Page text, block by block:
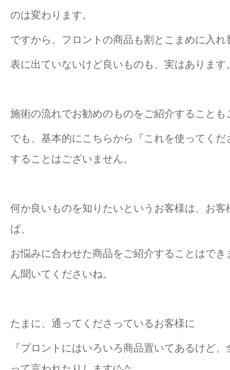
のは変わります。
ですから、フロントの商品も割とこまめに入
表に出ていないけど良いものも、実はあります
施術の流れでお勧めのものをご紹介することも
でも、基本的にこちらから『これを使ってく
することはございません。
何か良いものを知りたいというお客様は、お
ば、
お悩みに合わせた商品をご紹介することはで
ん聞いてくださいね。
たまに、通ってくださっているお客様に
『プロントにはいろいろ商品置いてあるけど